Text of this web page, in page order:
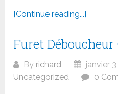
[Continue reading...]
Furet
By richard
janvier
Uncategorized
0